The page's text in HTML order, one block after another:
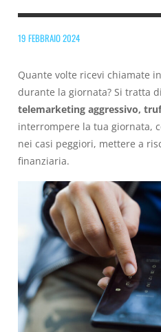
19 FEBBRAIO 2024
Quante volte ricevi chiamate
durante la giornata? Si tratta
telemarketing aggressivo,
interrompere la tua giornata,
nei casi peggiori, mettere a
finanziaria.